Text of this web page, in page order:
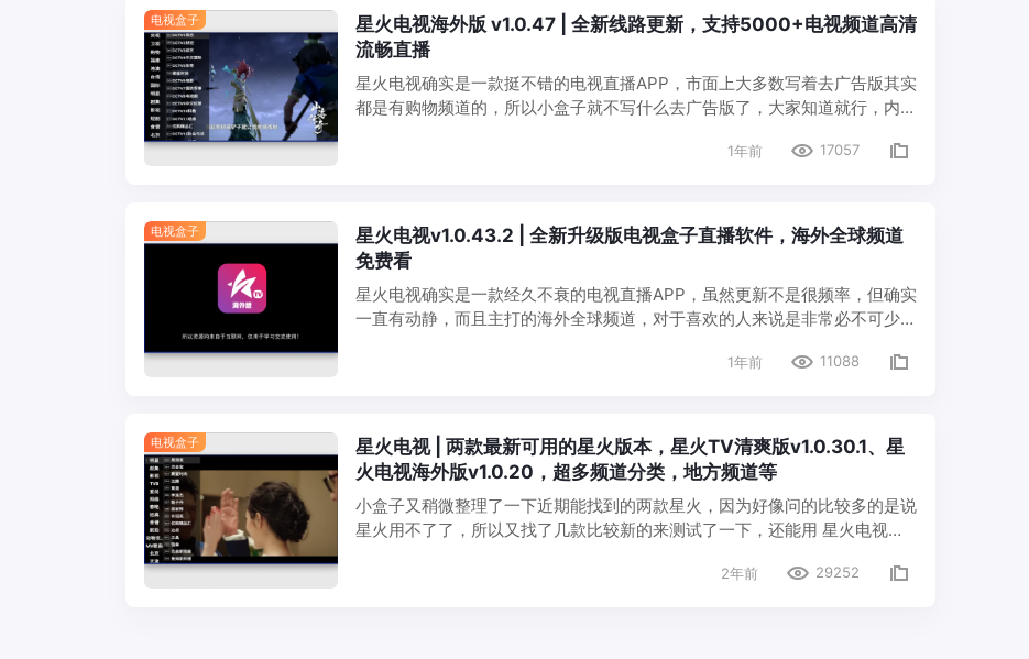
电视盒子
星火电视海外版 v1.0.47 | 全新线路更新，支持5000+电视频道高清
流畅直播
星火电视确实是一款挺不错的电视直播APP，市面上大多数写着去广告版其实
都是有购物频道的，所以小盒子就不写什么去广告版了，大家知道就行，内置
1年前 17057
电视盒子
星火电视v1.0.43.2 | 全新升级版电视盒子直播软件，海外全球频道
免费看
星火电视确实是一款经久不衰的电视直播APP，虽然更新不是很频率，但确实
一直有动静，而且主打的海外全球频道，对于喜欢的人来说是非常必不可少
1年前 11088
电视盒子
星火电视 | 两款最新可用的星火版本，星火TV清爽版v1.0.30.1、星
火电视海外版v1.0.20，超多频道分类，地方频道等
小盒子又稍微整理了一下近期能找到的两款星火，因为好像问的比较多的是说
星火用不了了，所以又找了几款比较新的来测试了一下，还能用 星火电视
2年前 29252